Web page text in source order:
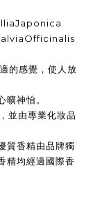
的感覺，使人放
神怡。
並由專業化妝品
質香精由品牌獨
精均經過國際香